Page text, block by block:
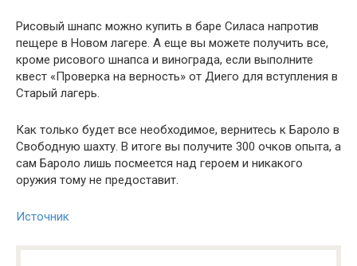
Рисовый шнапс можно купить в баре Силаса напротив
пещере в Новом лагере. А еще вы можете получить все,
кроме рисового шнапса и винограда, если выполните
квест «Проверка на верность» от Диего для вступления в
Старый лагерь.
Как только будет все необходимое, вернитесь к Бароло в
Свободную шахту. В итоге вы получите 300 очков опыта, а
сам Бароло лишь посмеется над героем и никакого
оружия тому не предоставит.
Источник